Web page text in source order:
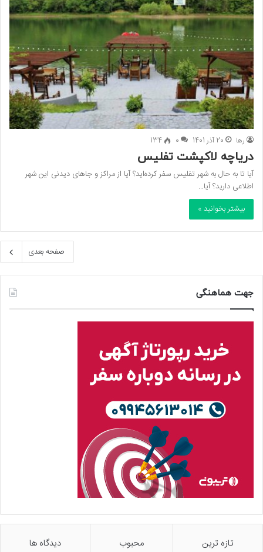
رها 20 آذر 1401 0
134
دریاچه لاکپشت تفلیس
آیا تا به حال به شهر تفلیس سفر کرده‌اید؟ آیا از مراکز و جاهای دیدنی این شهر
اطلاعی دارید؟ آیا…
بیشتر بخوانید »
صفحه بعدی
جهت هماهنگی
تازه ترین محبوب دیدگاه ها